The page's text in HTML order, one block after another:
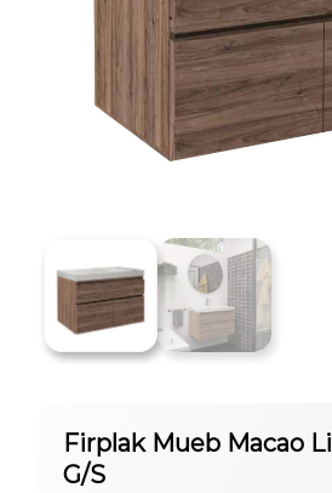
Firplak Mueb Macao
G/S